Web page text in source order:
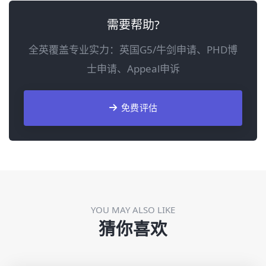
需要帮助?
全英覆盖专业实力：英国G5/牛剑申请、PHD博
士申请、Appeal申诉
免费评估
YOU MAY ALSO LIKE
猜你喜欢